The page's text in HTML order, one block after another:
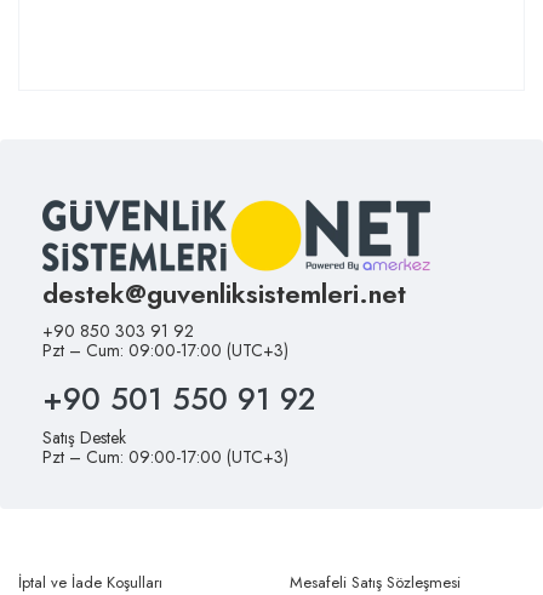
destek@guvenliksistemleri.net
+90 850 303 91 92
Pzt – Cum: 09:00-17:00 (UTC+3)
+90 501 550 91 92
Satış Destek
Pzt – Cum: 09:00-17:00 (UTC+3)
İptal ve İade Koşulları
Mesafeli Satış Sözleşmesi